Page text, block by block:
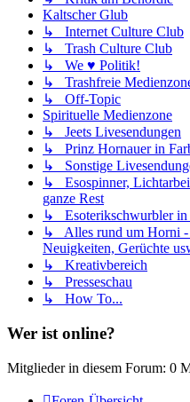
Kaltscher Glub
↳ Internet Culture Club
↳ Trash Culture Club
↳ We ♥ Politik!
↳ Trashfreie
↳ Off-Topic
Spirituelle Medienzone
↳ Jeets Livesendungen
↳ Prinz Hornauer in
↳ Sonstige
↳ Esospinner,
ganze Rest
↳ Esoterikschwurbler in
↳ Alles rund um Horni -
Neuigkeiten, Gerüchte
↳ Kreativbereich
↳ Presseschau
↳ How To...
Wer ist online?
Mitglieder in diesem Forum: 0